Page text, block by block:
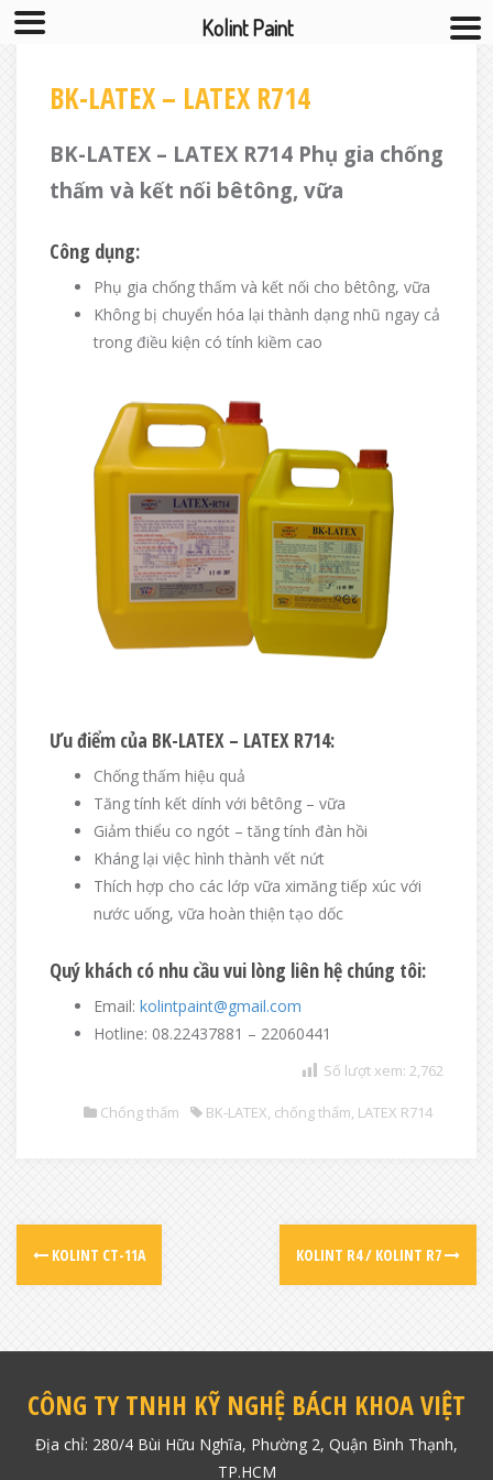
BK-LATEX – LATEX R714
BK-LATEX – LATEX R714 Phụ gia chống
thấm và kết nối bêtông, vữa
Công dụng:
Phụ gia chống thấm và kết nối cho bêtông, vữa
Không bị chuyển hóa lại thành dạng nhũ ngay cả
trong điều kiện có tính kiềm cao
Ưu điểm của BK-LATEX – LATEX R714:
Chống thấm hiệu quả
Tăng tính kết dính với bêtông – vữa
Giảm thiểu co ngót – tăng tính đàn hồi
Kháng lại việc hình thành vết nứt
Thích hợp cho các lớp vữa ximăng tiếp xúc với
nước uống, vữa hoàn thiện tạo dốc
Quý khách có nhu cầu vui lòng liên hệ chúng tôi:
Email: kolintpaint@gmail.com
Hotline: 08.22437881 – 22060441
Số lượt xem: 2,762
Chống thấm BK-LATEX, chống thấm, LATEX R714
P
s
t
n
KOLINT CT-11A KOLINT R4 / KOLINT R7
CÔNG TY TNHH KỸ NGHỆ BÁCH KHOA VIỆT
Địa chỉ: 280/4 Bùi Hữu Nghĩa, Phường 2, Quận Bình Thạnh,
TP.HCM
Kolint Paint